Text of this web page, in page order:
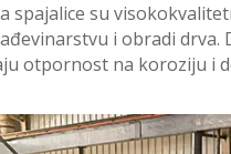
spajalice su
i obradi drva.
otpornost na koroziju i